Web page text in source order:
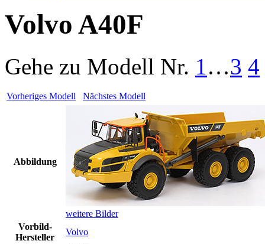
Volvo A40F
Gehe zu Modell Nr. 1…3 4
Vorheriges Modell Nächstes Modell
Abbildung
weitere Bilder
Vorbild-
Hersteller
Volvo